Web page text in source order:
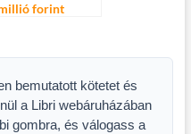
forint
bemutatott kötetet és
a Libri webáruházában
gombra, és válogass a